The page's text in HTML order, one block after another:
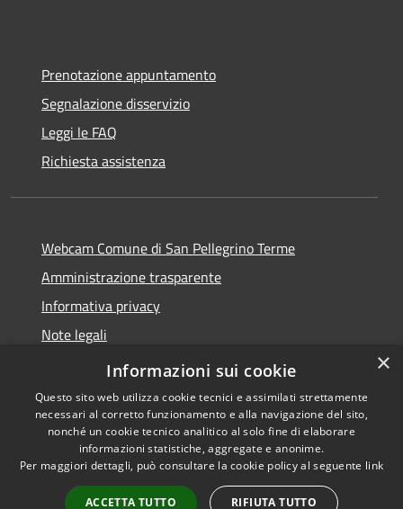
Prenotazione appuntamento
Segnalazione disservizio
Leggi le FAQ
Richiesta assistenza
Webcam Comune di San Pellegrino Terme
Amministrazione trasparente
Informativa privacy
Note legali
Dichiarazione di accessibilità
Accessibilità
Copyright © 2026 • Comune di
San Pellegrino Terme •
Powered byMunicipium
×
Informazioni sui cookie
Questo sito web utilizza cookie tecnici e assimilati strettamente
necessari al corretto funzionamento e alla navigazione del sito,
nonché un cookie tecnico analitico al solo fine di elaborare
informazioni statistiche, aggregate e anonime.
Per maggiori dettagli, può consultare la cookie policy al seguente link
ACCETTA TUTTO RIFIUTA TUTTO